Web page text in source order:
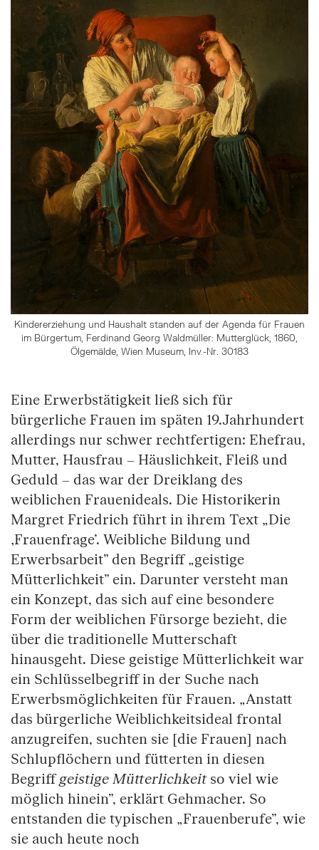
Kindererziehung und Haushalt standen auf der Agenda für Frauen
im Bürgertum, Ferdinand Georg Waldmüller: Mutterglück, 1860,
Ölgemälde, Wien Museum, Inv.-Nr. 30183
Eine Erwerbstätigkeit ließ sich für
bürgerliche Frauen im späten 19.Jahrhundert
allerdings nur schwer rechtfertigen: Ehefrau,
Mutter, Hausfrau – Häuslichkeit, Fleiß und
Geduld – das war der Dreiklang des
weiblichen Frauenideals. Die Historikerin
Margret Friedrich führt in ihrem Text „Die
‚Frauenfrage’. Weibliche Bildung und
Erwerbsarbeit” den Begriff „geistige
Mütterlichkeit” ein. Darunter versteht man
ein Konzept, das sich auf eine besondere
Form der weiblichen Fürsorge bezieht, die
über die traditionelle Mutterschaft
hinausgeht. Diese geistige Mütterlichkeit war
ein Schlüsselbegriff in der Suche nach
Erwerbsmöglichkeiten für Frauen. „Anstatt
das bürgerliche Weiblichkeitsideal frontal
anzugreifen, suchten sie [die Frauen] nach
Schlupflöchern und fütterten in diesen
Begriffgeistige Mütterlichkeit so viel wie
möglich hinein”, erklärt Gehmacher. So
entstanden die typischen „Frauenberufe”, wie
sie auch heute noch